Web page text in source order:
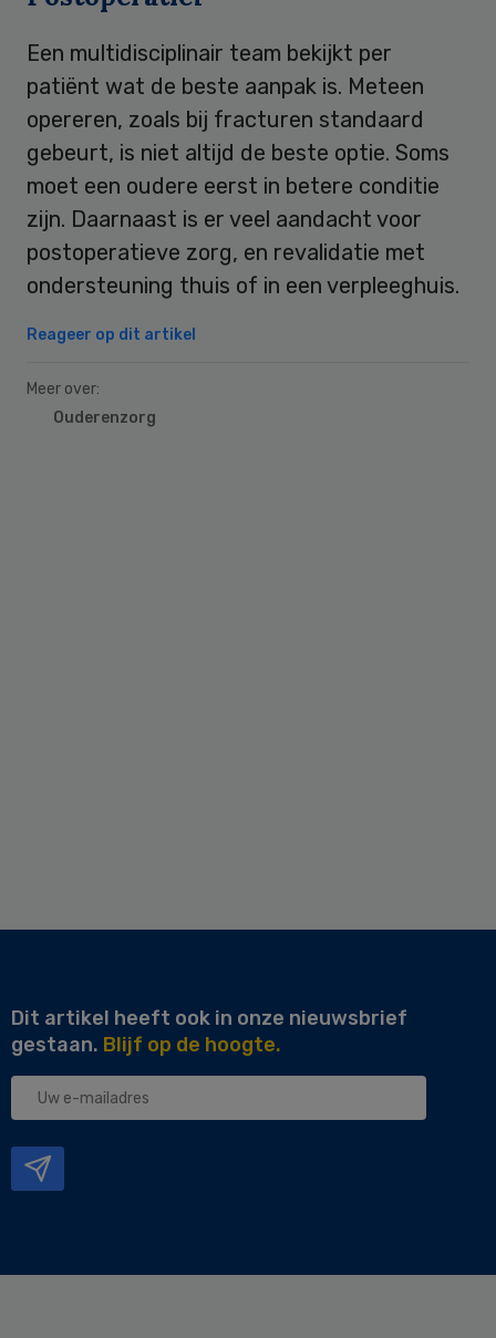
Een multidisciplinair team bekijkt per
patiënt wat de beste aanpak is. Meteen
opereren, zoals bij fracturen standaard
gebeurt, is niet altijd de beste optie. Soms
moet een oudere eerst in betere conditie
zijn. Daarnaast is er veel aandacht voor
postoperatieve zorg, en revalidatie met
ondersteuning thuis of in een verpleeghuis.
Reageer op dit artikel
Meer over:
Ouderenzorg
Dit artikel heeft ook in onze nieuwsbrief
gestaan. Blijf op de hoogte.
Uw